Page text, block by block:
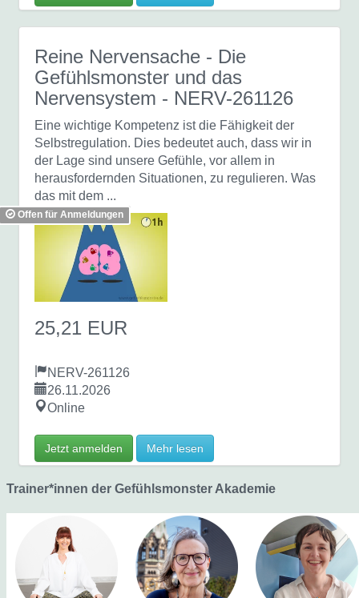
Reine Nervensache - Die
Gefühlsmonster und das
Nervensystem - NERV-261126
Eine wichtige Kompetenz ist die Fähigkeit der
Selbstregulation. Dies bedeutet auch, dass wir in
der Lage sind unsere Gefühle, vor allem in
herausfordernden Situationen, zu regulieren. Was
das mit dem ...
Offen für Anmeldungen
25,21 EUR
NERV-261126
26.11.2026
Online
Jetzt anmelden Mehr lesen
Trainer*innen der Gefühlsmonster Akademie